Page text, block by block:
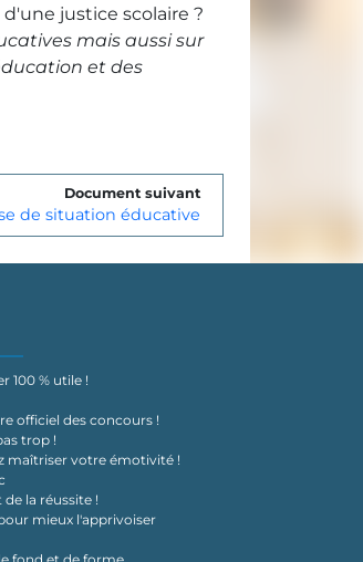
justice scolaire ?
mais aussi sur
et des
Document suivant
de situation éducative
100 % utile !
officiel des concours !
trop !
maîtriser votre émotivité !
la réussite !
mieux l'apprivoiser